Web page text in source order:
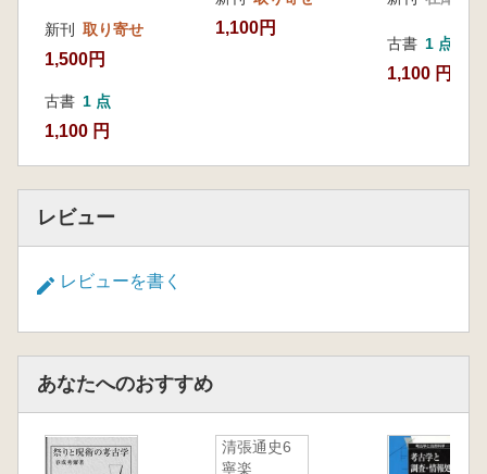
新刊 取り寄せ
1,500円
古書 1 点
1,100 円
1,100円
古書 1 点
1,100 円
レビュー
レビューを書く
あなたへのおすすめ
清張通史6
寧楽